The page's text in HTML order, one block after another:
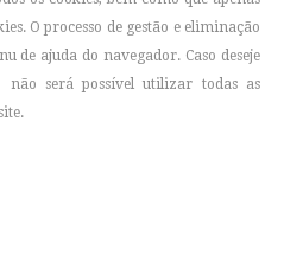
O processo de gestão e eliminação
de ajuda do navegador. Caso deseje
será possível utilizar todas as